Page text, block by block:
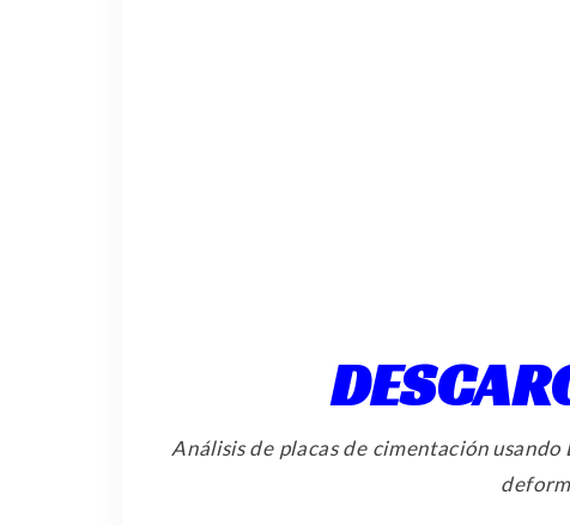
Análisis de placas de cimentación